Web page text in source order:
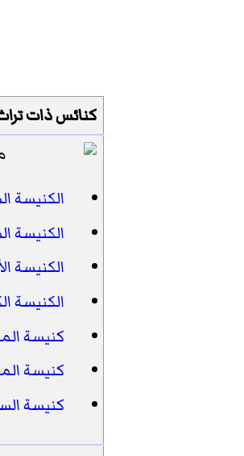
كنائس ذات
الكنيسة
الكنيسة
الكنيسة
الكنيسة
كنيسة
كنيسة
كنيسة